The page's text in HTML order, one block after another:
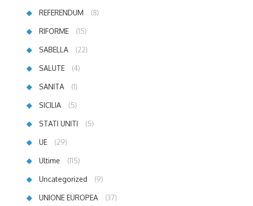
REFERENDUM (8)
RIFORME (15)
SABELLA (22)
SALUTE (4)
SANITA (1)
SICILIA (5)
STATI UNITI (5)
UE (29)
Ultime (115)
Uncategorized (9)
UNIONE EUROPEA (37)